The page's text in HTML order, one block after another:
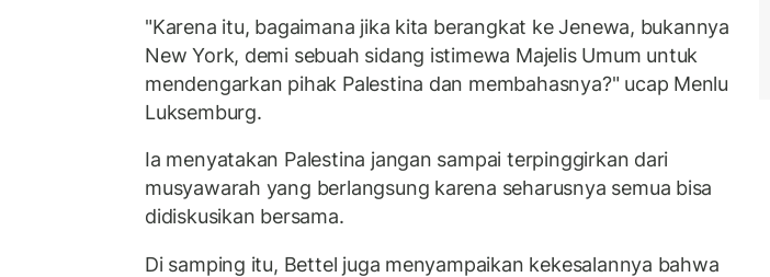
"Karena itu, bagaimana jika kita berangkat ke Jenewa, bukannya
New York, demi sebuah sidang istimewa Majelis Umum untuk
mendengarkan pihak Palestina dan membahasnya?" ucap Menlu
Luksemburg.
Ia menyatakan Palestina jangan sampai terpinggirkan dari
musyawarah yang berlangsung karena seharusnya semua bisa
didiskusikan bersama.
Di samping itu, Bettel juga menyampaikan kekesalannya bahwa